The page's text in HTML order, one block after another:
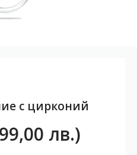
с цирконий
лв.)